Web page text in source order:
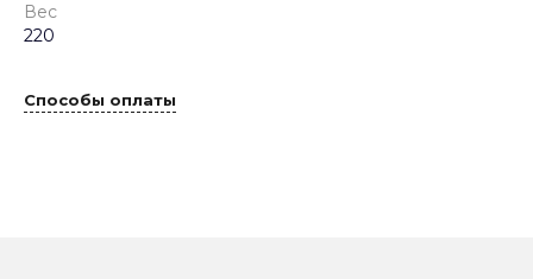
Вес
220
Способы оплаты